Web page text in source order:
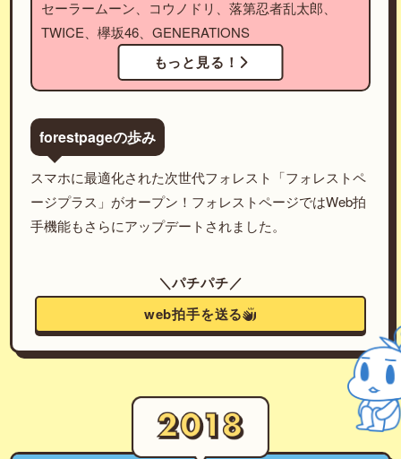
セーラームーン、コウノドリ、落第忍者乱太郎、
TWICE、欅坂46、GENERATIONS
もっと見る！
forestpageの歩み
スマホに最適化された次世代フォレスト「フォレストペ
ージプラス」がオープン！フォレストページではWeb拍
手機能もさらにアップデートされました。
＼パチパチ／
web拍手を送る